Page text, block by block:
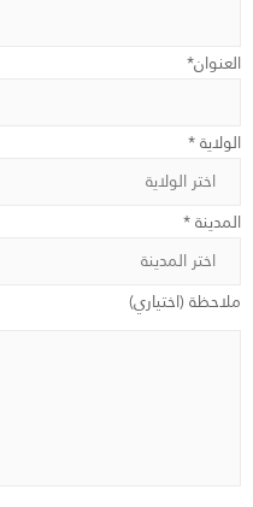
العنوان*
الولاية *
المدينة *
ملاحظة (اختياري)